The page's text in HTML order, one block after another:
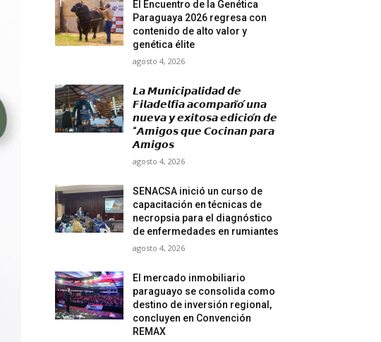
El Encuentro de la Genética
Paraguaya 2026 regresa con
contenido de alto valor y
genética élite
agosto 4, 2026
𝙇𝙖 𝙈𝙪𝙣𝙞𝙘𝙞𝙥𝙖𝙡𝙞𝙙𝙖𝙙 𝙙𝙚
𝙁𝙞𝙡𝙖𝙙𝙚𝙡𝙛𝙞𝙖 𝙖𝙘𝙤𝙢𝙥𝙖𝙣̃𝙤́ 𝙪𝙣𝙖
𝙣𝙪𝙚𝙫𝙖 𝙮 𝙚𝙭𝙞𝙩𝙤𝙨𝙖 𝙚𝙙𝙞𝙘𝙞𝙤́𝙣 𝙙𝙚
“𝘼𝙢𝙞𝙜𝙤𝙨 𝙦𝙪𝙚 𝘾𝙤𝙘𝙞𝙣𝙖𝙣 𝙥𝙖𝙧𝙖
𝘼𝙢𝙞𝙜𝙤𝙨
agosto 4, 2026
SENACSA inició un curso de
capacitación en técnicas de
necropsia para el diagnóstico
de enfermedades en rumiantes
agosto 4, 2026
El mercado inmobiliario
paraguayo se consolida como
destino de inversión regional,
concluyen en Convención
REMAX